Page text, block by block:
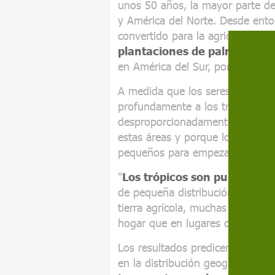
unos 50 años, la mayor parte
y América del Norte. Desde
convertido para la agricultura
plantaciones de palma
en América del Sur, por ejemplo.
A medida que los seres
profundamente a los trópicos,
desproporcionadamente mayor
estas áreas y porque los
pequeños para empezar.
"Los trópicos son puntos
de pequeña distribución. Si una
tierra agrícola, muchas más
hogar que en lugares como
Los resultados predicen que el
en la distribución geográfica de